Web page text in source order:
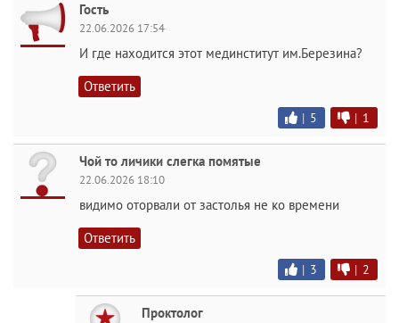
Гость
22.06.2026 17:54
И где находится этот мединститут им.Березина?
Ответить
| 5 | 1
Чой то личики слегка помятые
22.06.2026 18:10
видимо оторвали от застолья не ко времени
Ответить
| 3 | 2
Проктолог